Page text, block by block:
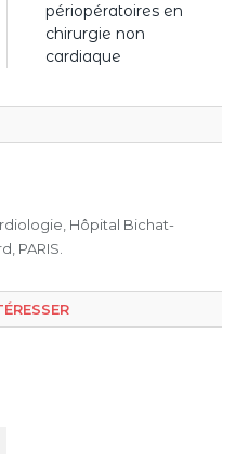
périopératoires en
chirurgie non
cardiaque
Hôpital Bichat-
PARIS.